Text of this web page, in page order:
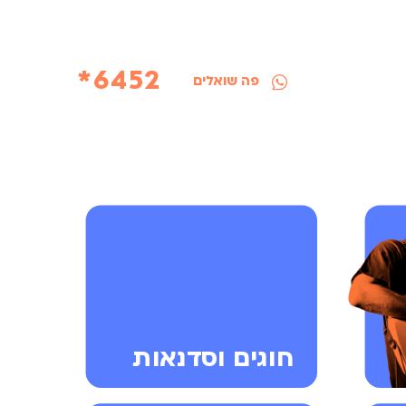
6452* פה שואלים
חוגים וסדנאות